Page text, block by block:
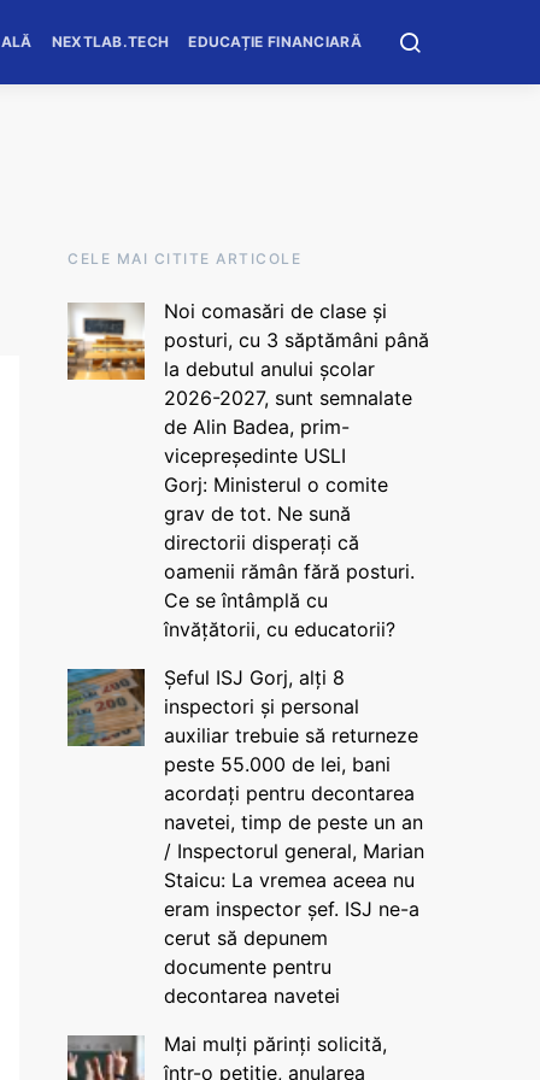
NEXTLAB.TECH EDUCAȚIE FINANCIARĂ
CELE MAI CITITE ARTICOLE
Noi comasări de clase și
posturi, cu 3 săptămâni până
la debutul anului școlar
2026-2027, sunt semnalate
de Alin Badea, prim-
vicepreședinte USLI
Gorj: Ministerul o comite
grav de tot. Ne sună
directorii disperați că
oamenii rămân fără posturi.
Ce se întâmplă cu
învățătorii, cu educatorii?
Șeful ISJ Gorj, alți 8
inspectori și personal
auxiliar trebuie să returneze
peste 55.000 de lei, bani
acordați pentru decontarea
navetei, timp de peste un an
/ Inspectorul general, Marian
Staicu: La vremea aceea nu
eram inspector șef. ISJ ne-a
cerut să depunem
documente pentru
decontarea navetei
Mai mulți părinți solicită,
într-o petiție, anularea